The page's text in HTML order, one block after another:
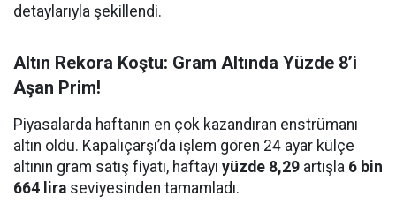
detaylarıyla şekillendi.
Altın Rekora Koştu: Gram Altında Yüzde 8’i
Aşan Prim!
Piyasalarda haftanın en çok kazandıran enstrümanı
altın oldu. Kapalıçarşı’da işlem gören 24 ayar külçe
altının gram satış fiyatı, haftayı yüzde 8,29 artışla 6 bin
664 lira seviyesinden tamamladı.